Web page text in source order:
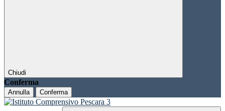
Chiudi
Conferma
Annulla Conferma